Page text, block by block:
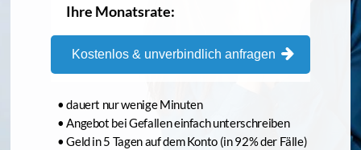
Ihre Monatsrate:
Kostenlos & unverbindlich anfragen
• dauert nur wenige Minuten
• Angebot bei Gefallen einfach unterschreiben
• Geld in 5 Tagen auf dem Konto (in 92% der Fälle)